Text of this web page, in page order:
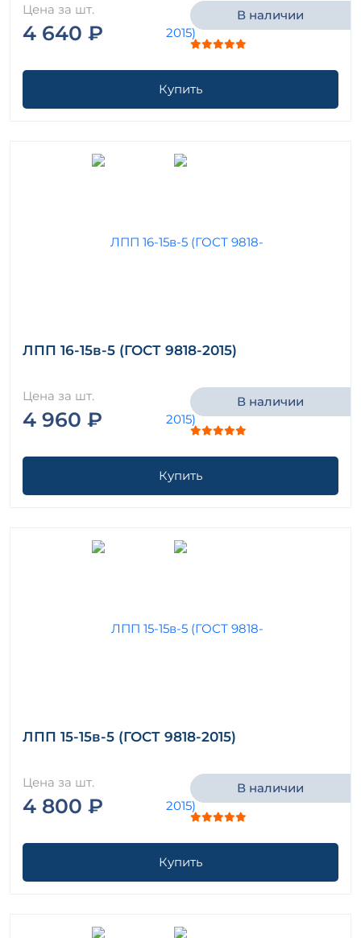
Цена за шт.
4 640 ₽
В наличии
Купить
ЛПП 16-15в-5 (ГОСТ 9818-2015)
Цена за шт.
4 960 ₽
В наличии
Купить
ЛПП 15-15в-5 (ГОСТ 9818-2015)
Цена за шт.
4 800 ₽
В наличии
Купить